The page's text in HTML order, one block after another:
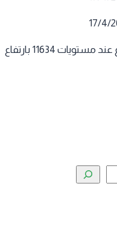
أنهى المؤشر جلسة الاربعاء على ارتفاع عند مستويات 11634 بارتفاع